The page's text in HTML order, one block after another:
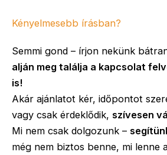
Kényelmesebb írásban?
Semmi gond – írjon nekünk
alján meg találja a kapcsolat
is!
Akár ajánlatot kér, időpontot
vagy csak érdeklődik, szívesen
Mi nem csak dolgozunk –
még nem biztos benne, mi lenne